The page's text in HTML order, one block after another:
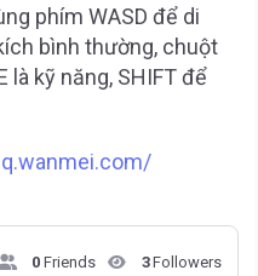
phím WASD để di
bình thường, chuột
là kỹ năng, SHIFT để
0 Friends 3Followers